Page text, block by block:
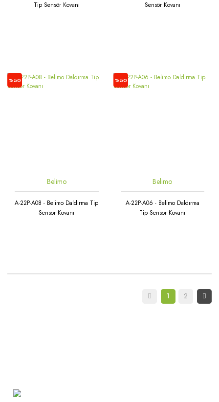
Tip Sensör Kovanı
Sensör Kovanı
%50
Belimo
A-22P-A08 - Belimo Daldırma Tip
Sensör Kovanı
%50
Belimo
A-22P-A06 - Belimo Daldırma
Tip Sensör Kovanı
1 2